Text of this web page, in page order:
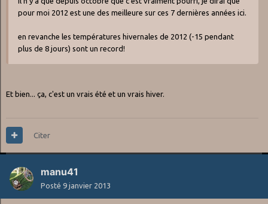
pour moi 2012 est une des meilleure sur ces 7 dernières années ici.
en revanche les températures hivernales de 2012 (-15 pendant
plus de 8 jours) sont un record!
Et bien... ça, c'est un vrais été et un vrais hiver.
Citer
manu41
Posté 9 janvier 2013